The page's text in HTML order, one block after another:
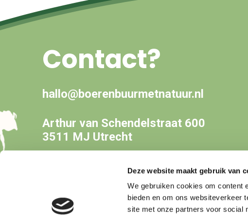
Deze website maakt gebruik van
We gebruiken cookies om content
bieden en om ons websiteverkeer
site met onze partners voor social
Contact?
hallo@boerenbuurmetnatuur.nl
Arthur van Schendelstraat 600
3511 MJ Utrecht